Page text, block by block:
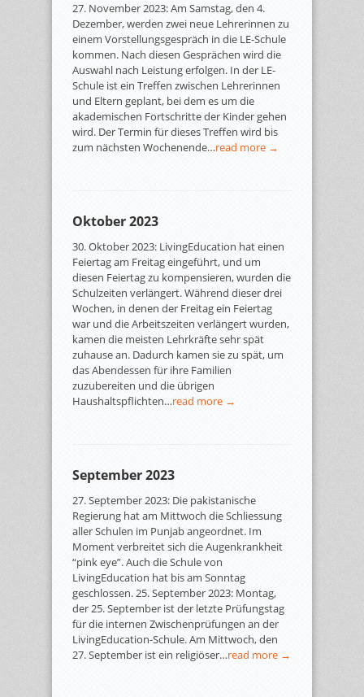
27. November 2023: Am Samstag, den 4.
Dezember, werden zwei neue Lehrerinnen zu
einem Vorstellungsgespräch in die LE-Schule
kommen. Nach diesen Gesprächen wird die
Auswahl nach Leistung erfolgen. In der LE-
Schule ist ein Treffen zwischen Lehrerinnen
und Eltern geplant, bei dem es um die
akademischen Fortschritte der Kinder gehen
wird. Der Termin für dieses Treffen wird bis
zum nächsten Wochenende…read more →
Oktober 2023
30. Oktober 2023: LivingEducation hat einen
Feiertag am Freitag eingeführt, und um
diesen Feiertag zu kompensieren, wurden die
Schulzeiten verlängert. Während dieser drei
Wochen, in denen der Freitag ein Feiertag
war und die Arbeitszeiten verlängert wurden,
kamen die meisten Lehrkräfte sehr spät
zuhause an. Dadurch kamen sie zu spät, um
das Abendessen für ihre Familien
zuzubereiten und die übrigen
Haushaltspflichten…read more →
September 2023
27. September 2023: Die pakistanische
Regierung hat am Mittwoch die Schliessung
aller Schulen im Punjab angeordnet. Im
Moment verbreitet sich die Augenkrankheit
“pink eye”. Auch die Schule von
LivingEducation hat bis am Sonntag
geschlossen. 25. September 2023: Montag,
der 25. September ist der letzte Prüfungstag
für die internen Zwischenprüfungen an der
LivingEducation-Schule. Am Mittwoch, den
27. September ist ein religiöser…read more →